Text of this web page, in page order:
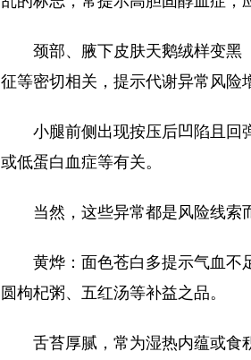
颈部、腋下皮肤天鹅绒样变黑
征等密切相关，提示代谢异常风险
小腿前侧出现按压后凹陷且回
或低蛋白血症等有关。
当然，这些异常都是风险线索
黄烨：面色苍白多提示气血不
圆枸杞粥、五红汤等补益之品。
舌苔厚腻，常为湿热内蕴或食